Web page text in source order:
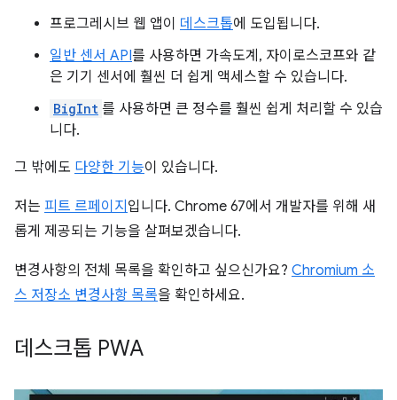
프로그레시브 웹 앱이 데스크톱에 도입됩니다.
일반 센서 API를 사용하면 가속도계, 자이로스코프와 같
은 기기 센서에 훨씬 더 쉽게 액세스할 수 있습니다.
BigInt 를 사용하면 큰 정수를 훨씬 쉽게 처리할 수 있습
니다.
그 밖에도 다양한 기능이 있습니다.
저는 피트 르페이지 입니다. Chrome 67에서 개발자를 위해 새
롭게 제공되는 기능을 살펴보겠습니다.
변경사항의 전체 목록을 확인하고 싶으신가요? Chromium 소
스 저장소 변경사항 목록을 확인하세요.
데스크톱 PWA